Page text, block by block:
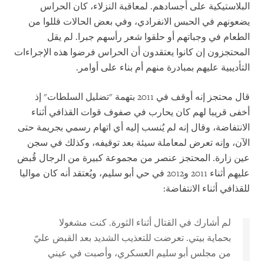
البلاستيكية على أجسادهم. لمعاقبة النزلاء، كان الحراس
يضعونهم في الحبس الانفرادي، وفي بعض الحالات قللوا من
الطعام في وجباتهم أو حلقوا شعر رأسهم جبرا. لم يقل
المحتجزون إن كانوا يعتقدون أن الحراس فرضوا هذه الإجراءات
التأديبية عليهم بمبادرة منهم أم بناء على أوامر.
قال محتجز إنه أوقف في 2011 بتهمة "تضليل السلطات" إذ
أخفى قريبا لهم كان يحارب في صفوف قوات القذافي أثناء
الانتفاضة، وقال إنه لم يُنسب إليه أي اتهام رسمي بجريمة حتى
الآن، وإنه تعرض لمعاملة سيئة بعد توقيفه، وكذلك في سجن
عين زارة. المحتجز عنصر من مجموعة كبيرة من الرجال قُبض
عليهم أثناء 2011 و2012 في حي أبو سليم، ويُعتقد أنه كان مواليا
للقذافي أثناء الانتفاضة:
لم أشارك في القتال أثناء الثورة. كنت مشغولا
بحماية بيتي. تعرضت للتعذيب الشديد بعد القبض عليّ
من مجلس أبو سليم العسكري، وأصبت في عيني